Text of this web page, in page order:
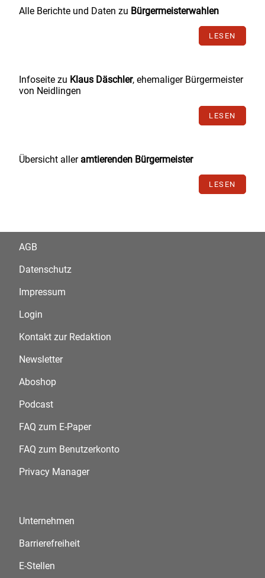
Alle Berichte und Daten zu Bürgermeisterwahlen
LESEN
Infoseite zu Klaus Däschler, ehemaliger Bürgermeister
von Neidlingen
LESEN
Übersicht aller amtierenden Bürgermeister
LESEN
AGB
Datenschutz
Impressum
Login
Kontakt zur Redaktion
Newsletter
Aboshop
Podcast
FAQ zum E-Paper
FAQ zum Benutzerkonto
Privacy Manager
Unternehmen
Barrierefreiheit
E-Stellen